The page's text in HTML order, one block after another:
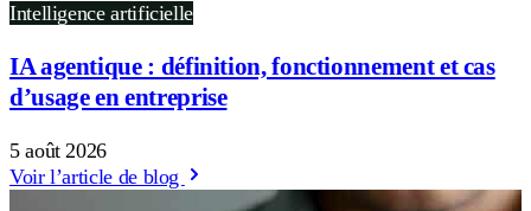
Intelligence artificielle
IA agentique : définition, fonctionnement et cas
d’usage en entreprise
5 août 2026
Voir l’article de blog